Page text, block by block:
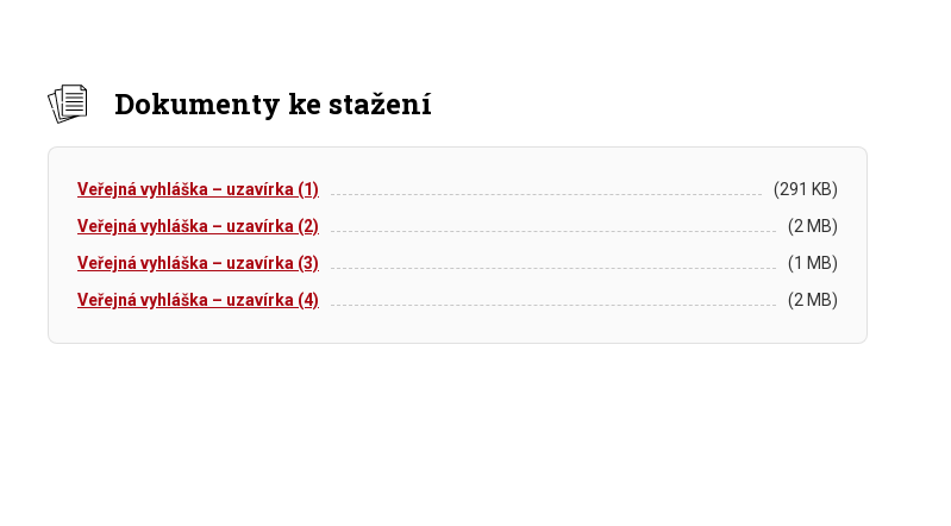
Dokumenty ke stažení
Veřejná vyhláška – uzavírka (1)
(291 KB)
Veřejná vyhláška – uzavírka (2)
(2 MB)
Veřejná vyhláška – uzavírka (3)
(1 MB)
Veřejná vyhláška – uzavírka (4)
(2 MB)